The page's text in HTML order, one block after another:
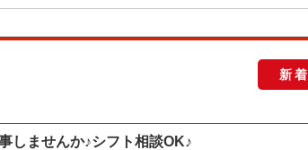
新着
しませんか♪シフト相談OK♪